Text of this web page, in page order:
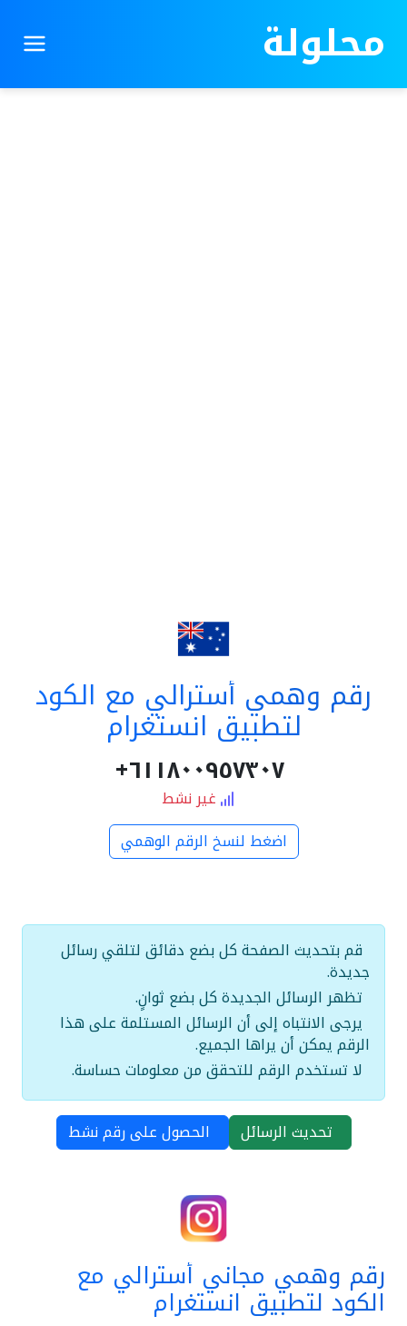
محلولة
رقم وهمي أسترالي مع الكود
لتطبيق انستغرام
٦١١٨٠٠٩٥٧٣٠٧+
غير نشط
اضغط لنسخ الرقم الوهمي
قم بتحديث الصفحة كل بضع دقائق لتلقي رسائل
جديدة.
تظهر الرسائل الجديدة كل بضع ثوانٍ.
يرجى الانتباه إلى أن الرسائل المستلمة على هذا
الرقم يمكن أن يراها الجميع.
لا تستخدم الرقم للتحقق من معلومات حساسة.
تحديث الرسائل الحصول على رقم نشط
رقم وهمي مجاني أسترالي مع
الكود لتطبيق انستغرام